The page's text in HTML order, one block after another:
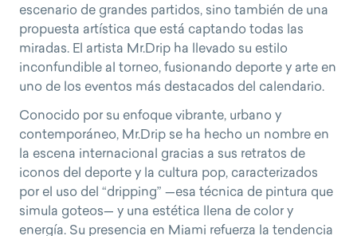
entradas
escenario de grandes partidos, sino también de una
propuesta artística que está captando todas las
miradas. El artista Mr.Drip ha llevado su estilo
inconfundible al torneo, fusionando deporte y arte en
uno de los eventos más destacados del calendario.
Conocido por su enfoque vibrante, urbano y
contemporáneo, Mr.Drip se ha hecho un nombre en
la escena internacional gracias a sus retratos de
iconos del deporte y la cultura pop, caracterizados
por el uso del “dripping” —esa técnica de pintura que
simula goteos— y una estética llena de color y
energía. Su presencia en Miami refuerza la tendencia